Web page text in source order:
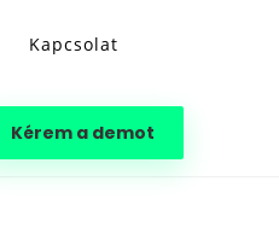
Kapcsolat
Kérem a demot